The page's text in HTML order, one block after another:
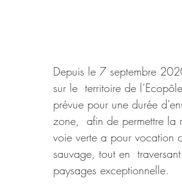
Depuis le 7 septembre
sur le  territoire de
prévue pour une durée
zone,  afin de permettre la
voie verte a pour vocation
sauvage, tout en
paysages exceptionnelle.